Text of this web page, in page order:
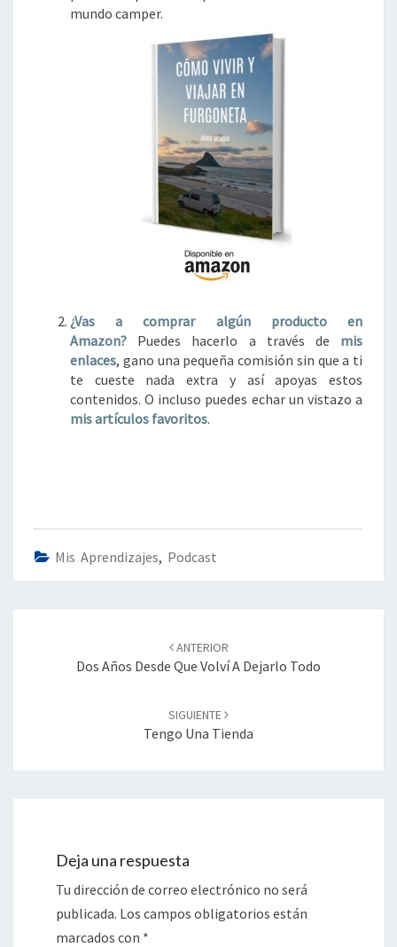
mundo camper.
¿Vas a comprar algúnproducto en
Amazon? Puedes hacerlo a través de mis
enlaces, gano una pequeña comisión sin que a ti
te cueste nada extra y así apoyas estos
contenidos. O incluso puedes echar un vistazo a
mis artículos favoritos.
Mis Aprendizajes, Podcast
entradas
ANTERIOR
Dos Años Desde Que Volví A Dejarlo Todo
SIGUIENTE
Tengo Una Tienda
Deja una respuesta
Tu dirección de correo electrónico no será
publicada. Los campos obligatorios están
marcados con *